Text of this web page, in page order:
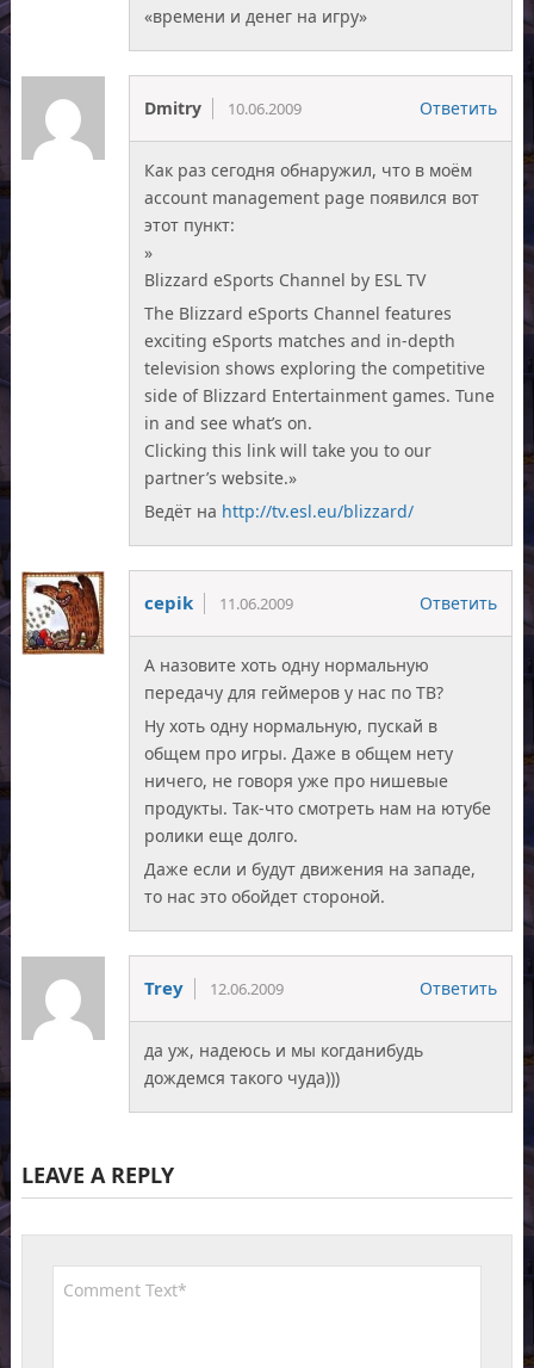
«времени и денег на игру»
Dmitry 10.06.2009 Ответить
Как раз сегодня обнаружил, что в моём
account management page появился вот
этот пункт:
»
Blizzard eSports Channel by ESL TV
The Blizzard eSports Channel features
exciting eSports matches and in-depth
television shows exploring the competitive
side of Blizzard Entertainment games. Tune
in and see what’s on.
Clicking this link will take you to our
partner’s website.»
Ведёт на http://tv.esl.eu/blizzard/
cepik 11.06.2009 Ответить
А назовите хоть одну нормальную
передачу для геймеров у нас по ТВ?
Ну хоть одну нормальную, пускай в
общем про игры. Даже в общем нету
ничего, не говоря уже про нишевые
продукты. Так-что смотреть нам на ютубе
ролики еще долго.
Даже если и будут движения на западе,
то нас это обойдет стороной.
Trey 12.06.2009 Ответить
да уж, надеюсь и мы когданибудь
дождемся такого чуда)))
LEAVE A REPLY